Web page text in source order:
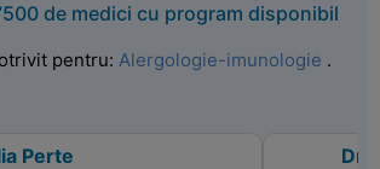
de medici cu program disponibil
pentru: Alergologie-imunologie .
Perte Dr.